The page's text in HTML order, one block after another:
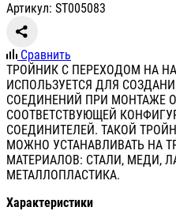
Артикул: ST005083
Сравнить
ТРОЙНИК С ПЕРЕХОДОМ НА
ИСПОЛЬЗУЕТСЯ ДЛЯ
СОЕДИНЕНИЙ ПРИ МОНТАЖЕ
СООТВЕТСТВУЮЩЕЙ
СОЕДИНИТЕЛЕЙ. ТАКОЙ
МОЖНО УСТАНАВЛИВАТЬ НА
МАТЕРИАЛОВ: СТАЛИ, МЕДИ,
МЕТАЛЛОПЛАСТИКА.
Характеристики